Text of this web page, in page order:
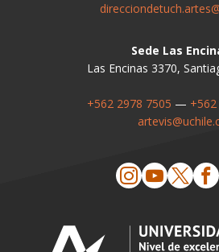
Sede Las
Las Encinas 3370,
+562 2978 7505 —